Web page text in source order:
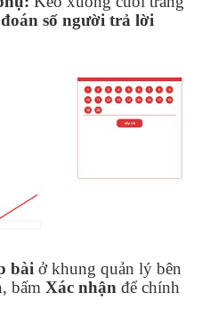
số người trả lời
bài ở khung quản lý bên
bấm Xác nhận để chính